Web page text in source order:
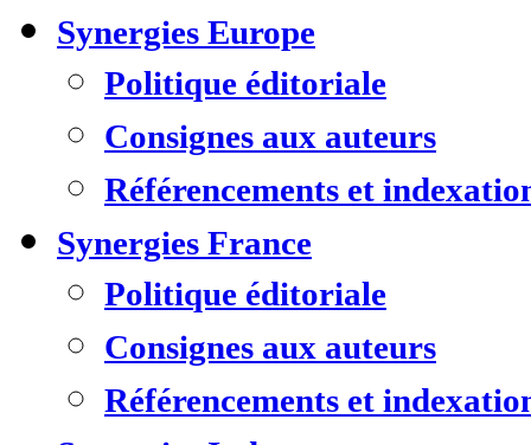
Synergies Europe
Politique éditoriale
Consignes aux auteurs
Référencements et
Synergies France
Politique éditoriale
Consignes aux auteurs
Référencements et